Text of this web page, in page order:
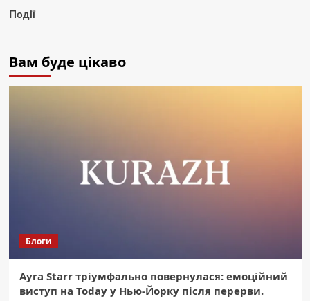
Події
Вам буде цікаво
Блоги
Ayra Starr тріумфально повернулася: емоційний
виступ на Today у Нью-Йорку після перерви.